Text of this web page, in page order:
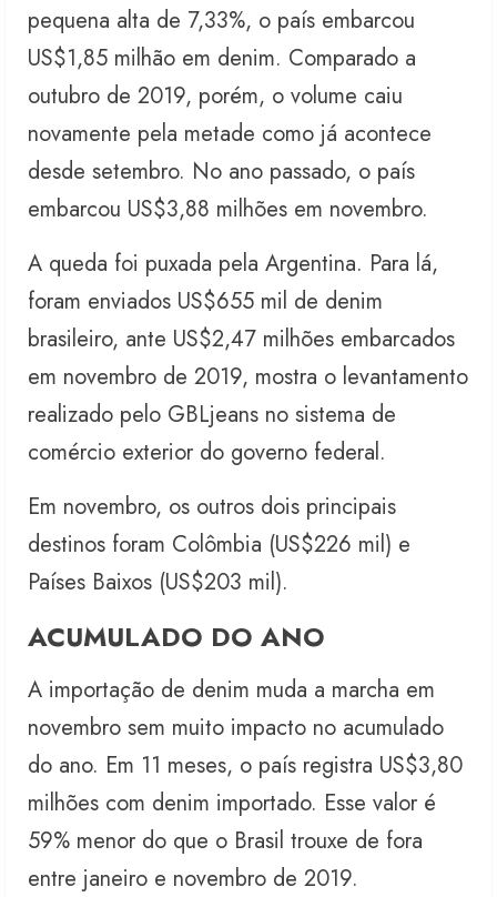
pequena alta de 7,33%, o país embarcou
US$1,85 milhão em denim. Comparado a
outubro de 2019, porém, o volume caiu
novamente pela metade como já acontece
desde setembro. No ano passado, o país
embarcou US$3,88 milhões em novembro.
A queda foi puxada pela Argentina. Para lá,
foram enviados US$655 mil de denim
brasileiro, ante US$2,47 milhões embarcados
em novembro de 2019, mostra o levantamento
realizado pelo GBLjeans no sistema de
comércio exterior do governo federal.
Em novembro, os outros dois principais
destinos foram Colômbia (US$226 mil) e
Países Baixos (US$203 mil).
ACUMULADO DO ANO
A importação de denim muda a marcha em
novembro sem muito impacto no acumulado
do ano. Em 11 meses, o país registra US$3,80
milhões com denim importado. Esse valor é
59% menor do que o Brasil trouxe de fora
entre janeiro e novembro de 2019.